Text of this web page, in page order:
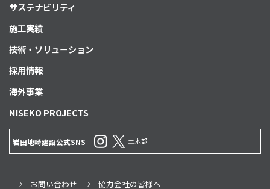
サステナビリティ
施工実績
技術・ソリューション
採用情報
海外事業
NISEKO PROJECTS
岩田地崎建設公式SNS 土木部
お問い合わせ 協力会社の皆様へ